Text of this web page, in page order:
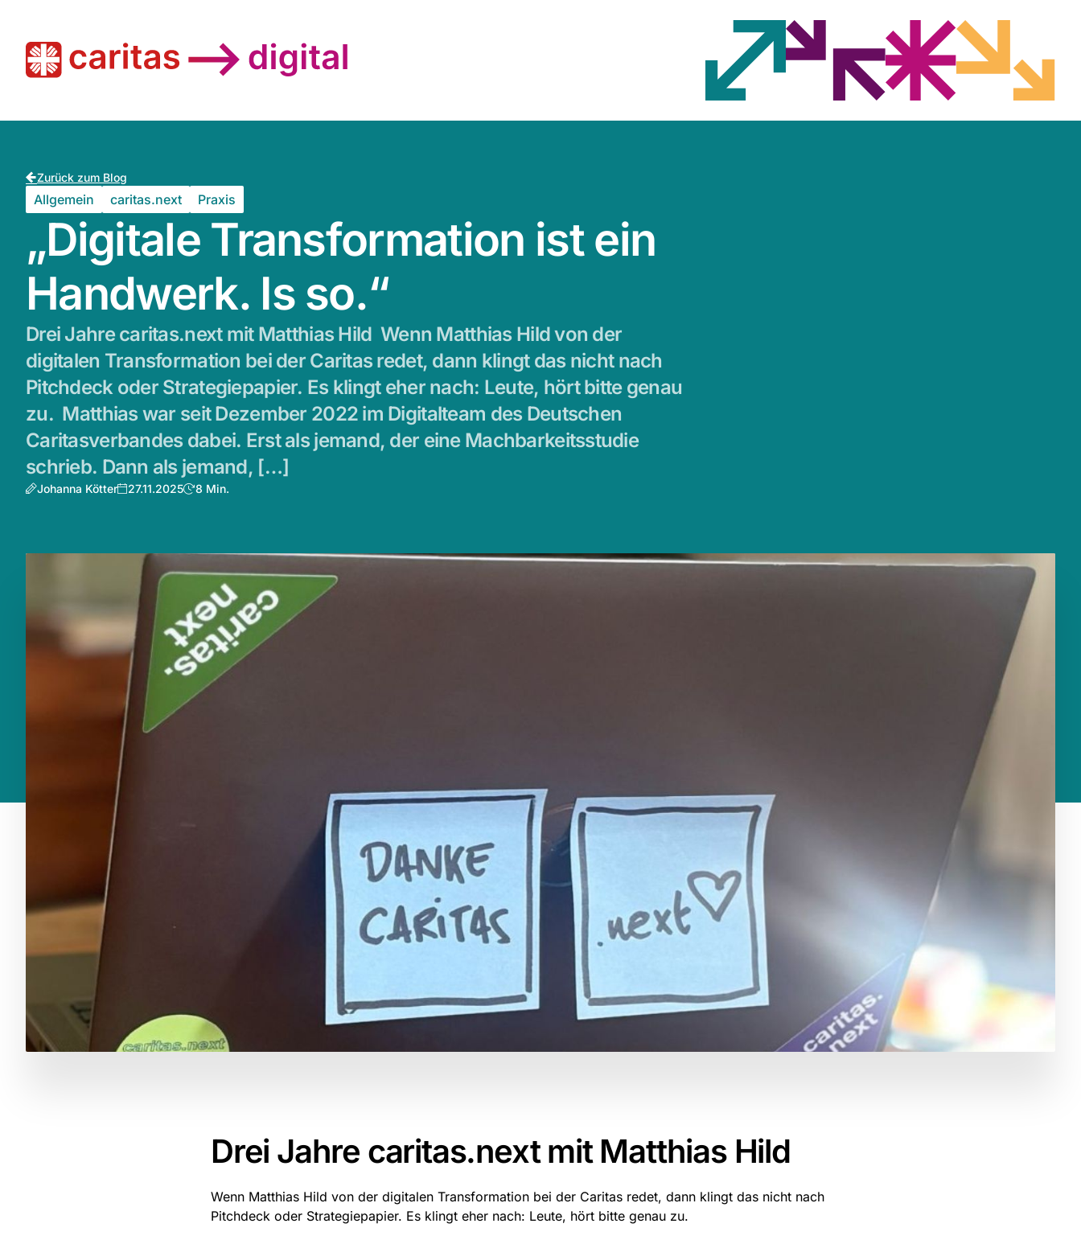
Zurück zum Blog
Allgemein caritas.next Praxis
„Digitale Transformation ist ein
Handwerk. Is so.“
Drei Jahre caritas.next mit Matthias Hild Wenn Matthias Hild von der
digitalen Transformation bei der Caritas redet, dann klingt das nicht nach
Pitchdeck oder Strategiepapier. Es klingt eher nach: Leute, hört bitte genau
zu. Matthias war seit Dezember 2022 im Digitalteam des Deutschen
Caritasverbandes dabei. Erst als jemand, der eine Machbarkeitsstudie
schrieb. Dann als jemand, […]
Johanna Kötter 27.11.2025 8 Min.
Drei Jahre caritas.next mit Matthias Hild
Wenn Matthias Hild von der digitalen Transformation bei der Caritas redet, dann klingt das nicht nach
Pitchdeck oder Strategiepapier. Es klingt eher nach: Leute, hört bitte genau zu.